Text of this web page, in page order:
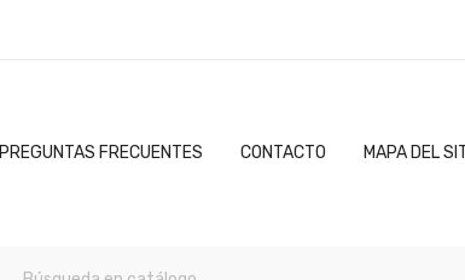
PREGUNTAS FRECUENTES CONTACTO MAPA DEL